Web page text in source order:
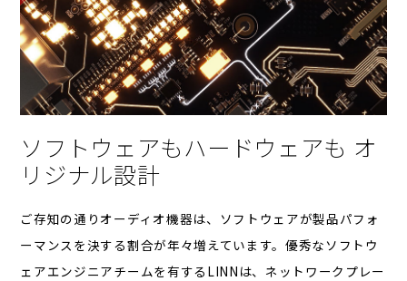
ソフトウェアもハードウェアも オ
リジナル設計
ご存知の通りオーディオ機器は、ソフトウェアが製品パフォ
ーマンスを決する割合が年々増えています。優秀なソフトウ
ェアエンジニアチームを有するLINNは、ネットワークプレー